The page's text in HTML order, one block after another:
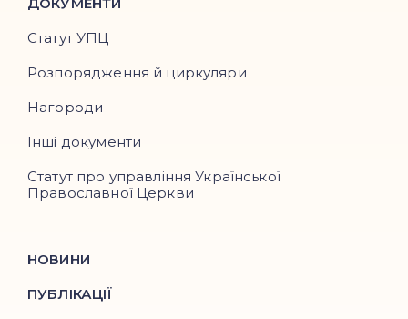
Статут УПЦ
Розпорядження й циркуляри
Нагороди
Інші документи
Статут про управління Української
Православної Церкви
НОВИНИ
ПУБЛІКАЦІЇ